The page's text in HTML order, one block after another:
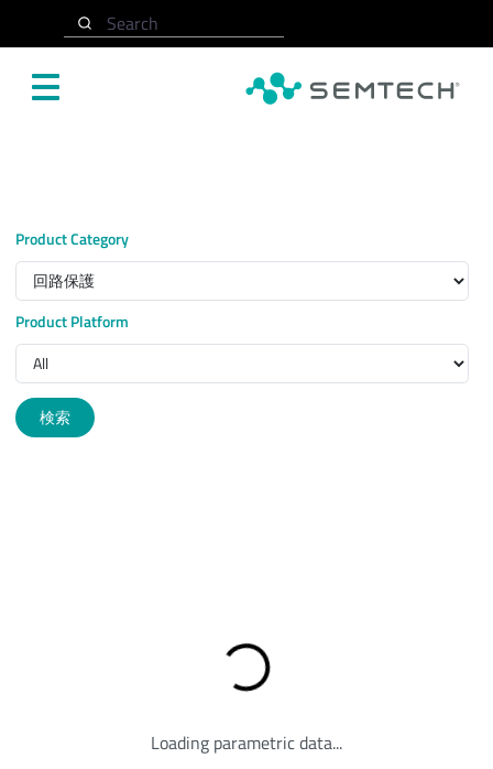
Search
設計サポート
Product Category
Product Platform
検索
Loading...
Loading parametric data...